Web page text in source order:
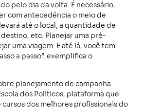
pelo dia da volta. É necessário,
com antecedência o meio de
até o local, a quantidade de
etc. Planejar uma pré-
uma viagem. E até lá, você tem
a passo”, exemplifica o
planejamento de campanha
dos Políticos, plataforma que
cursos dos melhores profissionais do